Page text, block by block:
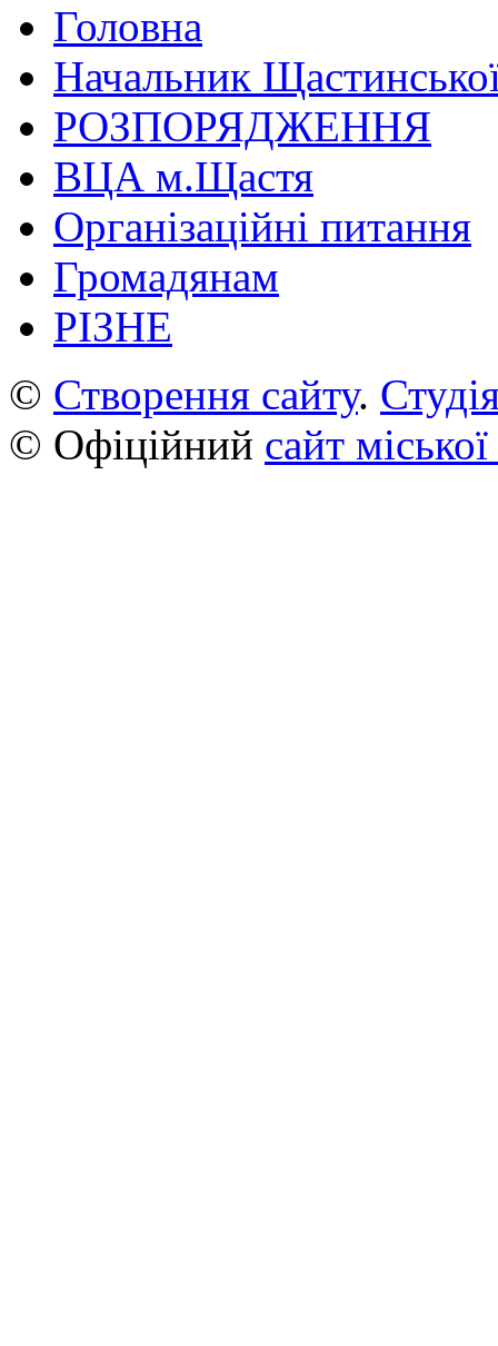
Головна
Начальник
РОЗПОРЯДЖЕННЯ
ВЦА м.Щастя
Організаційні питання
Громадянам
РІЗНЕ
© Створення сайту.
© Офіційний сайт